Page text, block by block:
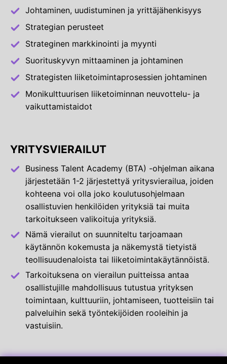
Johtaminen, uudistuminen ja yrittäjähenkisyys
Strategian perusteet
Strateginen markkinointi ja myynti
Suorituskyvyn mittaaminen ja johtaminen
Strategisten liiketoimintaprosessien johtaminen
Monikulttuurisen liiketoiminnan neuvottelu- ja
vaikuttamistaidot
YRITYSVIERAILUT
Business Talent Academy (BTA) -ohjelman aikana
järjestetään 1-2 järjestettyä yritysvierailua, joiden
kohteena voi olla joko koulutusohjelmaan
osallistuvien henkilöiden yrityksiä tai muita
tarkoitukseen valikoituja yrityksiä.
Nämä vierailut on suunniteltu tarjoamaan
käytännön kokemusta ja näkemystä tietyistä
teollisuudenaloista tai liiketoimintakäytännöistä.
Tarkoituksena on vierailun puitteissa antaa
osallistujille mahdollisuus tutustua yrityksen
toimintaan, kulttuuriin, johtamiseen, tuotteisiin tai
palveluihin sekä työntekijöiden rooleihin ja
vastuisiin.